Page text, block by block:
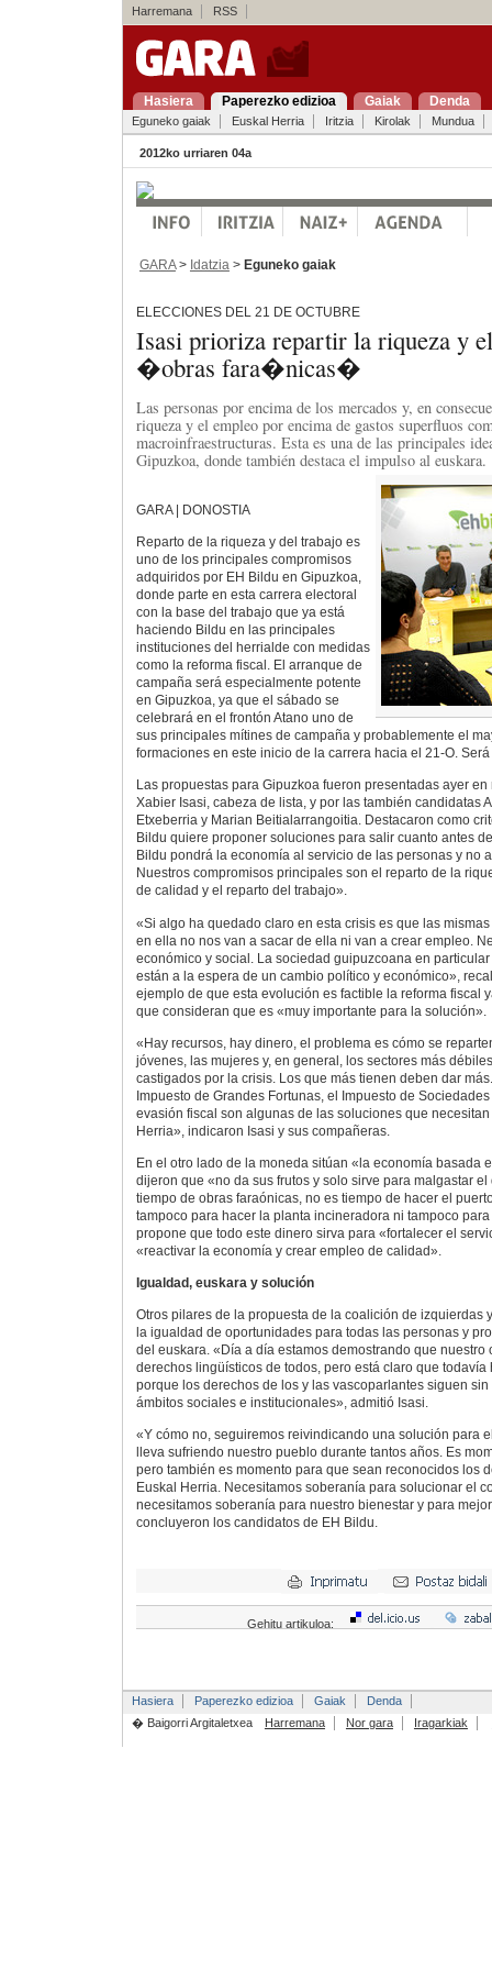
Harremana RSS
Hasiera Paperezko edizioa Gaiak Denda
Eguneko gaiak Euskal Herria Iritzia Kirolak Mundua
2012ko urriaren 04a
GARA> Idatzia > Eguneko gaiak
ELECCIONES DEL 21 DE OCTUBRE
Isasi prioriza repartir la riqueza y
�obras fara�nicas�
Las personas por encima de los mercados y, en
riqueza y el empleo por encima de gastos superfluos
macroinfraestructuras. Esta es una de las principales
Gipuzkoa, donde también destaca el impulso al euskara.
GARA | DONOSTIA
Reparto de la riqueza y del trabajo es
uno de los principales compromisos
adquiridos por EH Bildu en Gipuzkoa,
donde parte en esta carrera electoral
con la base del trabajo que ya está
haciendo Bildu en las principales
instituciones del herrialde con medidas
como la reforma fiscal. El arranque de
campaña será especialmente potente
en Gipuzkoa, ya que el sábado se
celebrará en el frontón Atano uno de
sus principales mítines de campaña y probablemente el
formaciones en este inicio de la carrera hacia el 21-O.
Las propuestas para Gipuzkoa fueron presentadas ayer
Xabier Isasi, cabeza de lista, y por las también candidatas
Etxeberria y Marian Beitialarrangoitia. Destacaron como
Bildu quiere proponer soluciones para salir cuanto antes
Bildu pondrá la economía al servicio de las personas y no
Nuestros compromisos principales son el reparto de la
de calidad y el reparto del trabajo».
«Si algo ha quedado claro en esta crisis es que las
en ella no nos van a sacar de ella ni van a crear empleo.
económico y social. La sociedad guipuzcoana en
están a la espera de un cambio político y económico»,
ejemplo de que esta evolución es factible la reforma fiscal
que consideran que es «muy importante para la solución».
«Hay recursos, hay dinero, el problema es cómo se
jóvenes, las mujeres y, en general, los sectores más
castigados por la crisis. Los que más tienen deben dar
Impuesto de Grandes Fortunas, el Impuesto de
evasión fiscal son algunas de las soluciones que
Herria», indicaron Isasi y sus compañeras.
En el otro lado de la moneda sitúan «la economía basada
dijeron que «no da sus frutos y solo sirve para malgastar
tiempo de obras faraónicas, no es tiempo de hacer el
tampoco para hacer la planta incineradora ni tampoco para
propone que todo este dinero sirva para «fortalecer el
«reactivar la economía y crear empleo de calidad».
Igualdad, euskara y solución
Otros pilares de la propuesta de la coalición de izquierdas
la igualdad de oportunidades para todas las personas y
del euskara. «Día a día estamos demostrando que nuestro
derechos lingüísticos de todos, pero está claro que todavía
porque los derechos de los y las vascoparlantes siguen
ámbitos sociales e institucionales», admitió Isasi.
«Y cómo no, seguiremos reivindicando una solución para
lleva sufriendo nuestro pueblo durante tantos años. Es
pero también es momento para que sean reconocidos los
Euskal Herria. Necesitamos soberanía para solucionar el
necesitamos soberanía para nuestro bienestar y para
concluyeron los candidatos de EH Bildu.
Gehitu artikuloa:
Hasiera Paperezko edizioa Gaiak
Denda
� Baigorri Argitaletxea
Harremana Nor gara Iragarkiak